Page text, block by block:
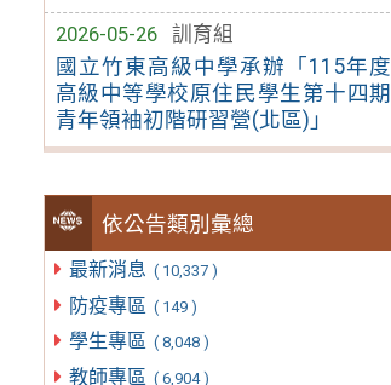
2026-05-26
訓育組
國立竹東高級中學承辦「115年度
高級中等學校原住民學生第十四期
青年領袖初階研習營(北區)」
依公告類別彙總
最新消息 ( 10,337 )
防疫專區 ( 149 )
學生專區 ( 8,048 )
教師專區 ( 6,904 )